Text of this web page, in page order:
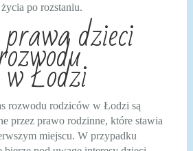
po rozstaniu.
dzieci
Łodzi
rozwodu rodziców w Łodzi są
przez prawo rodzinne, które stawia
miejscu. W przypadku